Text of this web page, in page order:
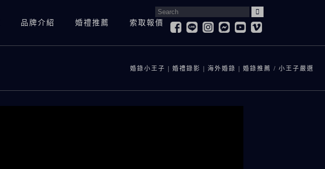
婚紗照
婚紗側錄
品牌介紹 婚禮推薦 索取報價
Search
for:
婚禮錄影(總監三機) 婚紗照
孕婦寫真
兒童寫真
求
訪
婚錄小王子 | 婚禮錄影 | 海外婚錄 | 婚錄推薦 / 小王子嚴選